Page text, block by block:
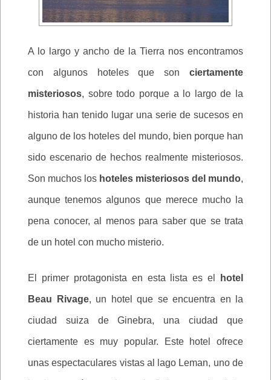
A lo largo y ancho de la Tierra nos encontramos
con algunos hoteles que son ciertamente
misteriosos, sobre todo porque a lo largo de la
historia han tenido lugar una serie de sucesos en
alguno de los hoteles del mundo, bien porque han
sido escenario de hechos realmente misteriosos.
Son muchos los hoteles misteriosos del mundo,
aunque tenemos algunos que merece mucho la
pena conocer, al menos para saber que se trata
de un hotel con mucho misterio.
El primer protagonista en esta lista es el hotel
Beau Rivage, un hotel que se encuentra en la
ciudad suiza de Ginebra, una ciudad que
ciertamente es muy popular. Este hotel ofrece
unas espectaculares vistas al lago Leman, uno de